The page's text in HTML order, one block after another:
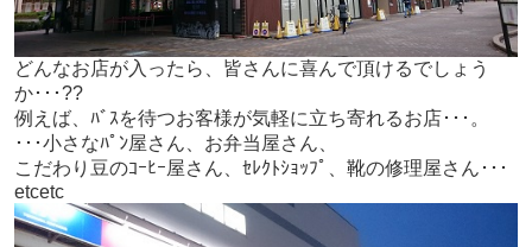
どんなお店が入ったら、皆さんに喜んで頂けるでしょう
か･･･??
例えば、ﾊﾞｽを待つお客様が気軽に立ち寄れるお店･･･。
･･･小さなﾊﾟﾝ屋さん、お弁当屋さん、
こだわり豆のｺｰﾋｰ屋さん、ｾﾚｸﾄｼｮｯﾌﾟ、靴の修理屋さん･･･
etcetc